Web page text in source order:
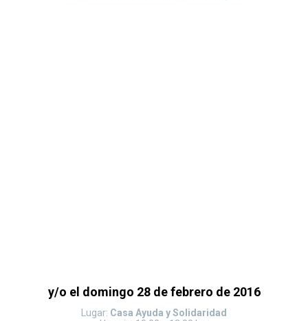
y/o el domingo 28 de febrero de 2016
Lugar: Casa Ayuda y Solidaridad